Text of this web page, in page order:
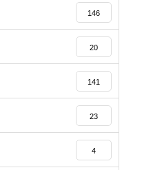
146
20
141
23
4